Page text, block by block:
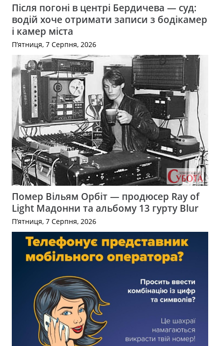
Після погоні в центрі Бердичева — суд:
водій хоче отримати записи з бодікамер
і камер міста
П’ятниця, 7 Серпня, 2026
Помер Вільям Орбіт — продюсер Ray of
Light Мадонни та альбому 13 гурту Blur
П’ятниця, 7 Серпня, 2026